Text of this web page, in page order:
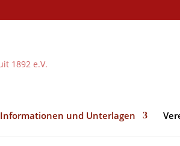
Informationen und Unterlagen